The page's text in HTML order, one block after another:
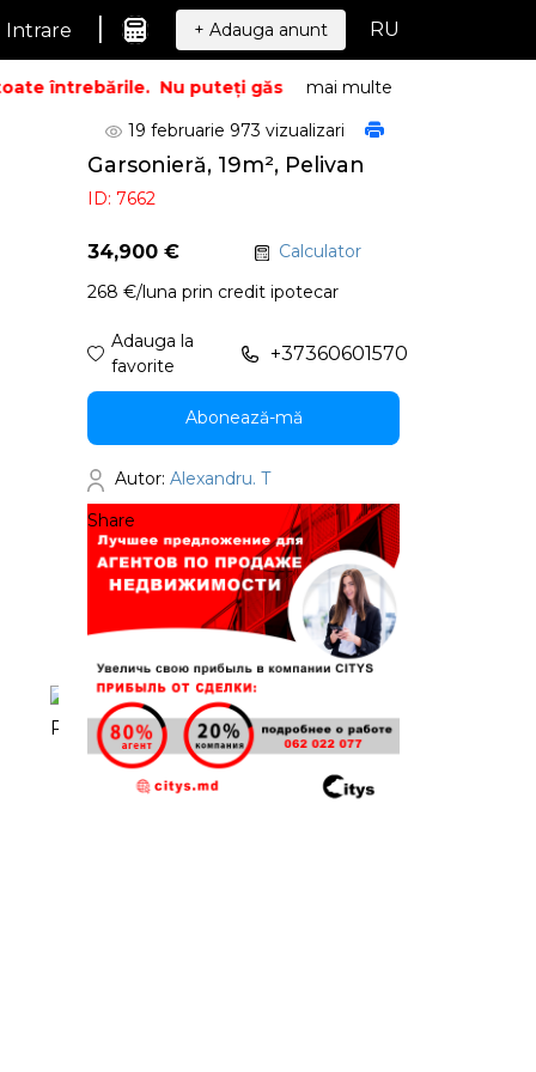
Intrare | + Adauga anunt RU
întrebările. Nu puteți găsi ceea ce căutați? Sunați –
mai multe
19 februarie 973 vizualizari
Garsonieră, 19m², Pelivan
ID: 7662
34,900 €
Calculator
268 €/luna prin credit ipotecar
Adauga la
favorite
+37360601570
Abonează-mă
Autor: Alexandru. T
Share